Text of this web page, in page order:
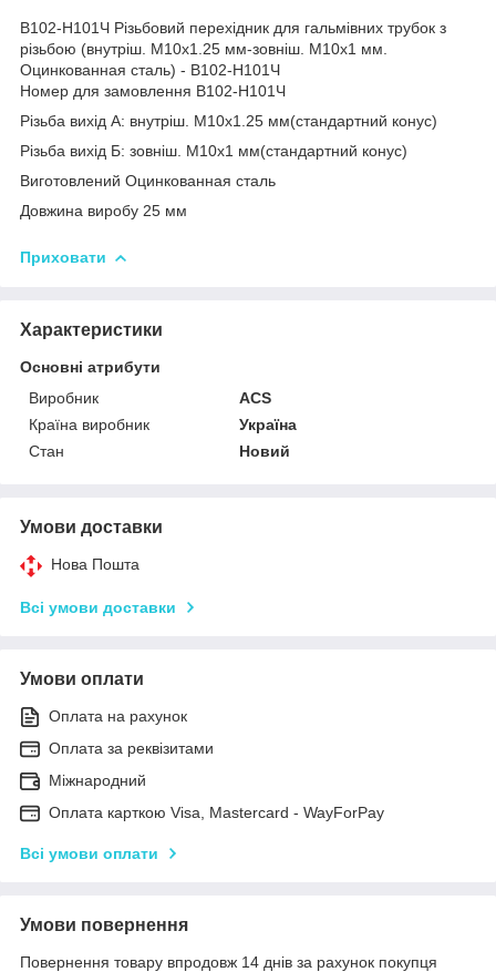
В102-Н101Ч Різьбовий перехідник для гальмівних трубок з
різьбою (внутріш. М10x1.25 мм-зовніш. М10x1 мм.
Оцинкованная сталь) - В102-Н101Ч
Номер для замовлення В102-Н101Ч
Різьба вихід А: внутріш. М10x1.25 мм(стандартний конус)
Різьба вихід Б: зовніш. М10x1 мм(стандартний конус)
Виготовлений Оцинкованная сталь
Довжина виробу 25 мм
Приховати
Характеристики
Основні атрибути
Виробник
ACS
Країна виробник
Україна
Стан
Новий
Умови доставки
Нова Пошта
Всі умови доставки
Умови оплати
Оплата на рахунок
Оплата за реквізитами
Міжнародний
Оплата карткою Visa, Mastercard - WayForPay
Всі умови оплати
Умови повернення
Повернення товару впродовж 14 днів за рахунок покупця